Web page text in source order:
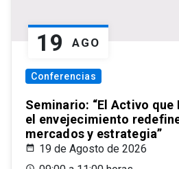
19 AGO
Conferencias
Seminario: “El Activo que
el envejecimiento
mercados y estrategia”
19 de Agosto de 2026